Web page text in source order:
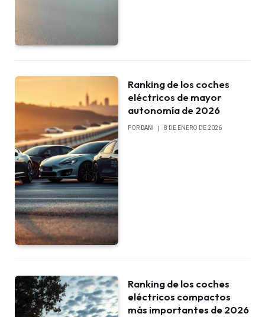
Ranking de los coches
eléctricos de mayor
autonomía de 2026
POR DANI 8 DE ENERO DE 2026
Ranking de los coches
eléctricos compactos
más importantes de 2026